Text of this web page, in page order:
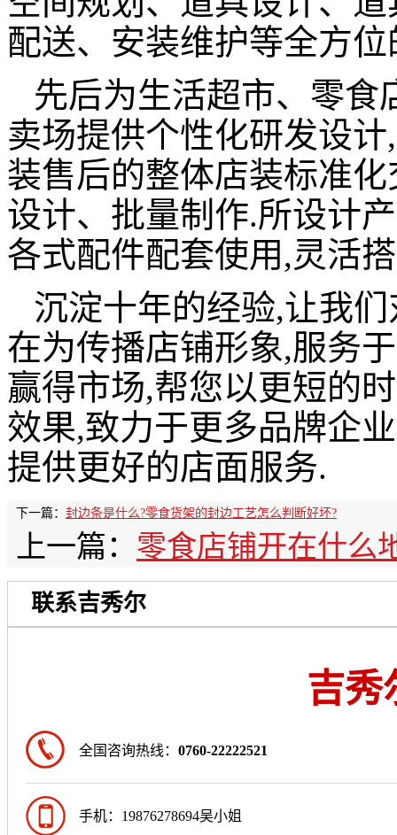
配送、安装维护等全方
先后为生活超市、零食
卖场提供个性化研发设
装售后的整体店装标准
设计、批量制作.所设计
各式配件配套使用,灵活
沉淀十年的经验,让我
在为传播店铺形象,服务
赢得市场,帮您以更短的
效果,致力于更多品牌企
提供更好的店面服务.
下一篇： 封边条是什么?零食货架的封边工艺怎么判断好坏?
上一篇： 零食店铺开在什么
联系吉秀尔
吉秀
全国咨询热线： 0760-22222521
手机：19876278694吴小姐